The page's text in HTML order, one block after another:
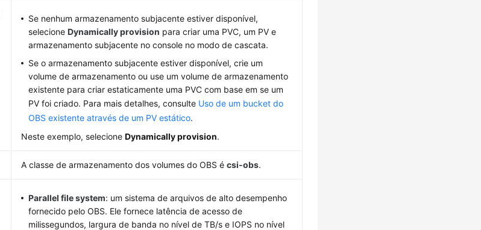
Se nenhum armazenamento subjacente estiver disponível,
selecioneDynamically provision para criar uma PVC, um PV e
armazenamento subjacente no console no modo de cascata.
Se o armazenamento subjacente estiver disponível, crie um
volume de armazenamento ou use um volume de armazenamento
existente para criar estaticamente uma PVC com base em se um
PV foi criado. Para mais detalhes, consulte Uso de um bucket do
OBS existente através de um PV estático.
Neste exemplo, selecioneDynamically provision.
A classe de armazenamento dos volumes do OBS écsi-obs.
Parallel file system: um sistema de arquivos de alto desempenho
fornecido pelo OBS. Ele fornece latência de acesso de
milissegundos, largura de banda no nível de TB/s e IOPS no nível